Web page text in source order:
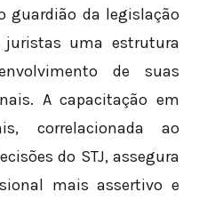
guardião da legislação
juristas uma estrutura
de suas
A capacitação em
correlacionada ao
do STJ, assegura
mais assertivo e